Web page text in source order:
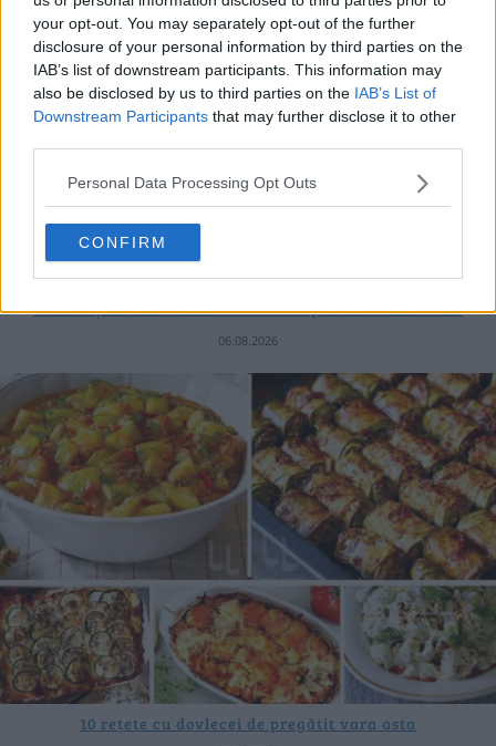
your opt-out. You may separately opt-out of the further
disclosure of your personal information by third parties on the
IAB’s list of downstream participants. This information may
also be disclosed by us to third parties on the IAB’s List of
Downstream Participants that may further disclose it to other
Personal Data Processing Opt Outs
CONFIRM
20 de rețete de salate de vară fără prelucrare termică
06.08.2026
10 rețete cu dovlecei de pregătit vara asta